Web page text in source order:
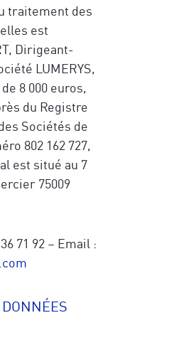
traitement des
est
Dirigeant-
LUMERYS,
8 000 euros,
du Registre
Sociétés de
802 162 727,
est situé au 7
75009
71 92 – Email :